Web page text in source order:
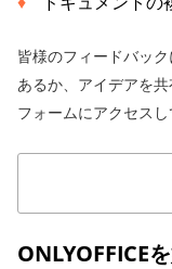
皆様のフィードバッ
あるか、アイデアを
フォームにアクセス
ONLYOFFICE